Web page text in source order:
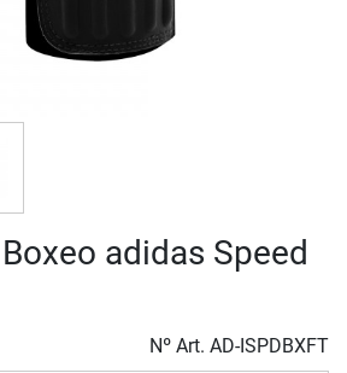
adidas Speed
Nº Art. AD-ISPDBXFT